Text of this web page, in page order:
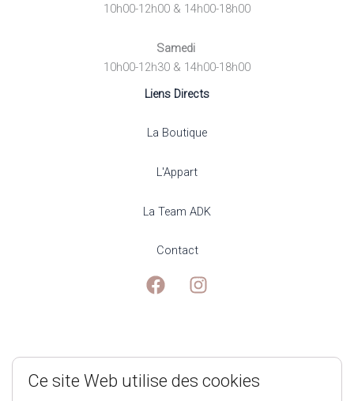
10h00-12h00 & 14h00-18h00
Samedi
10h00-12h30 & 14h00-18h00
Liens Directs
La Boutique
L'Appart
La Team ADK
Contact
Mentions Légales
Ce site Web utilise des cookies